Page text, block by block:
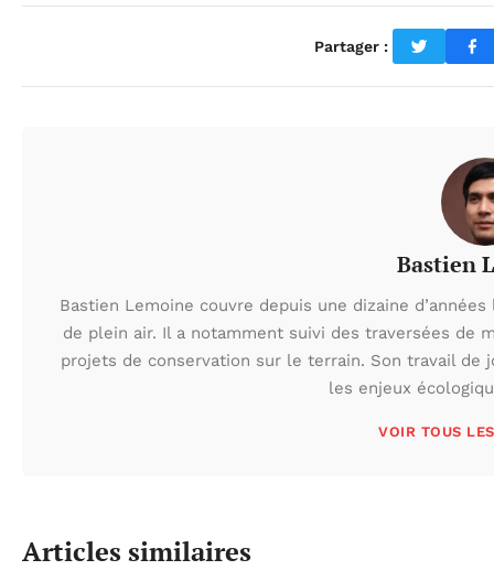
Partager :
Bastien
Bastien Lemoine couvre depuis une dizaine
de plein air. Il a notamment suivi des traversées de
projets de conservation sur le terrain. Son travail de
les enjeux
VOIR TOUS
Articles similaires